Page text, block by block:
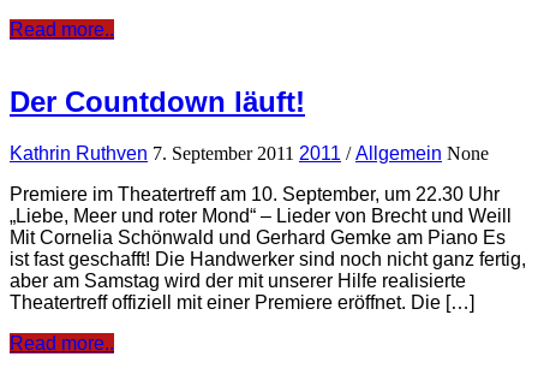
Read more..
Der Countdown läuft!
Kathrin Ruthven 7. September 2011 2011 /Allgemein None
Premiere im Theatertreff am 10. September, um 22.30 Uhr
„Liebe, Meer und roter Mond“ – Lieder von Brecht und Weill
Mit Cornelia Schönwald und Gerhard Gemke am Piano Es
ist fast geschafft! Die Handwerker sind noch nicht ganz fertig,
aber am Samstag wird der mit unserer Hilfe realisierte
Theatertreff offiziell mit einer Premiere eröffnet. Die […]
Read more..